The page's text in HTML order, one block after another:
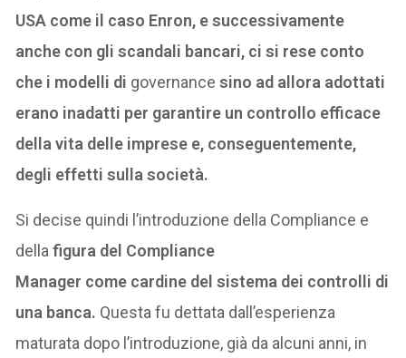
USA come il caso Enron, e successivamente
anche con gli scandali bancari, ci si rese conto
che i modelli di governance sino ad allora adottati
erano inadatti per garantire un controllo efficace
della vita delle imprese e, conseguentemente,
degli effetti sulla società.
Si decise quindi l’introduzione della Compliance e
dellafigura del Compliance
Manager come cardine del sistema dei controlli di
una banca. Questa fu dettata dall’esperienza
maturata dopo l’introduzione, già da alcuni anni, in